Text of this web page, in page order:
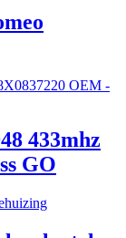
433mhz
GO